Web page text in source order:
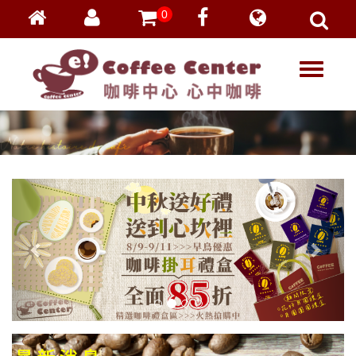
會員登入
忘記密碼
加入會員
VIP登入
VIP申請
0
T
l
e
a
v
i
g
a
t
i
n